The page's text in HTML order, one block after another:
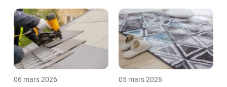
06 mars 2026 05 mars 2026